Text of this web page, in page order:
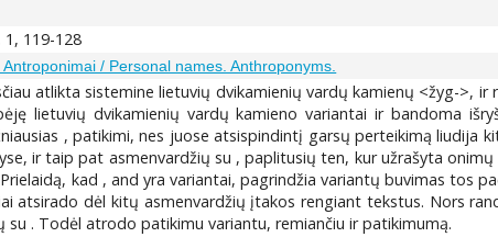
1, 119-128
/ Personal names. Anthroponyms.
atlikta sistemine lietuvių dvikamienių vardų kamienų <žyg->, ir
lietuvių dvikamienių vardų kamienovariantai ir bandoma
, patikimi, nes juose atsispindintį garsų perteikimą liudija
ir taip pat asmenvardžių su , paplitusių ten, kur užrašyta
kad , and yra variantai, pagrindžiavariantų buvimas tos
atsirado dėl kitų asmenvardžių įtakos rengiant tekstus. Nors
su . Todėlatrodo patikimuvariantu, remiančiu irpatikimumą.